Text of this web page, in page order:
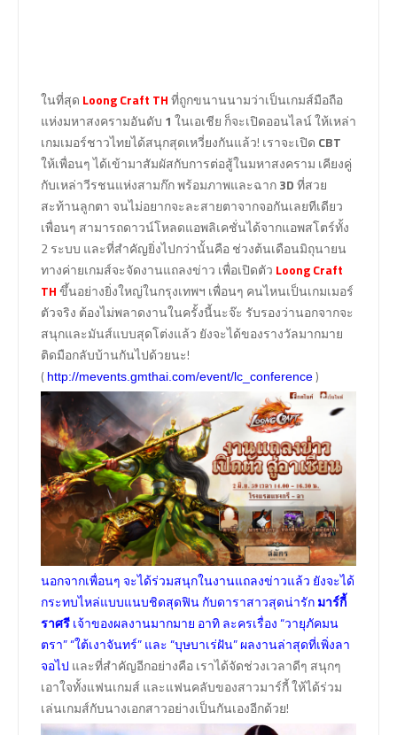
ในที่สุด Loong Craft THที่ถูกขนานนามว่าเป็นเกมส์มือถือ
แห่งมหาสงครามอันดับ 1 ในเอเชีย ก็จะเปิดออนไลน์ ให้เหล่า
เกมเมอร์ชาวไทยได้สนุกสุดเหวี่ยงกันแล้ว! เราจะเปิด CBT
ให้เพื่อนๆ ได้เข้ามาสัมผัสกับการต่อสู้ในมหาสงคราม เคียงคู่
กับเหล่าวีรชนแห่งสามก๊ก พร้อมภาพและฉาก3Dที่สวย
สะท้านลูกตา จนไม่อยากจะละสายตาจากจอกันเลยทีเดียว
เพื่อนๆ สามารถดาวน์โหลดแอพลิเคชั่นได้จากแอพสโตร์ทั้ง
2 ระบบ และที่สำคัญยิ่งไปกว่านั้นคือ ช่วงต้นเดือนมิถุนายน
ทางค่ายเกมส์จะจัดงานแถลงข่าว เพื่อเปิดตัว Loong Craft
THขึ้นอย่างยิ่งใหญ่ในกรุงเทพฯ เพื่อนๆ คนไหนเป็นเกมเมอร์
ตัวจริง ต้องไม่พลาดงานในครั้งนี้นะจ๊ะ รับรองว่านอกจากจะ
สนุกและมันส์แบบสุดโต่งแล้ว ยังจะได้ของรางวัลมากมาย
ติดมือกลับบ้านกันไปด้วยนะ!
( http://mevents.gmthai.com/event/lc_conference)
นอกจากเพื่อนๆ จะได้ร่วมสนุกในงานแถลงข่าวแล้ว ยังจะได้
กระทบไหล่แบบแนบชิดสุดฟิน กับดาราสาวสุดน่ารักมาร์กี้
ราศรีเจ้าของผลงานมากมาย อาทิ ละครเรื่อง “วายุภัคมน
ตรา” “ใต้เงาจันทร์” และ “บุษบาเร่ฝัน” ผลงานล่าสุดที่เพิ่งลา
จอไป และที่สำคัญอีกอย่างคือ เราได้จัดช่วงเวลาดีๆ สนุกๆ
เอาใจทั้งแฟนเกมส์ และแฟนคลับของสาวมาร์กี้ ให้ได้ร่วม
เล่นเกมส์กับนางเอกสาวอย่างเป็นกันเองอีกด้วย!